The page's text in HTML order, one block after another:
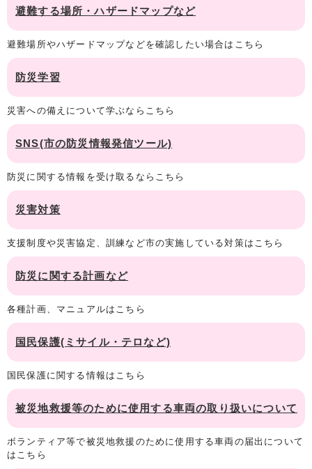
避難する場所・ハザードマップなど
避難場所やハザードマップなどを確認したい場合はこちら
防災学習
災害への備えについて学ぶならこちら
SNS(市の防災情報発信ツール)
防災に関する情報を受け取るならこちら
災害対策
支援制度や災害協定、訓練など市の実施している対策はこちら
防災に関する計画など
各種計画、マニュアルはこちら
国民保護(ミサイル・テロなど)
国民保護に関する情報はこちら
被災地救援等のために使用する車両の取り扱いについて
ボランティア等で被災地救援のために使用する車両の届出について
はこちら